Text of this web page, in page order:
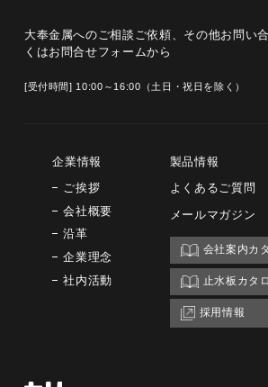
大奉金属へのご相談ご依頼、その他お問い
くはお問合せフォームから
[受付時間] 10:00～16:00（土日・祝日を除く）
企業情報
ご挨拶
会社概要
沿革
企業理念
社内活動
製品情報
よくあるご質問
メールマガジン
会社案内カ
止水板カタ
採用情報